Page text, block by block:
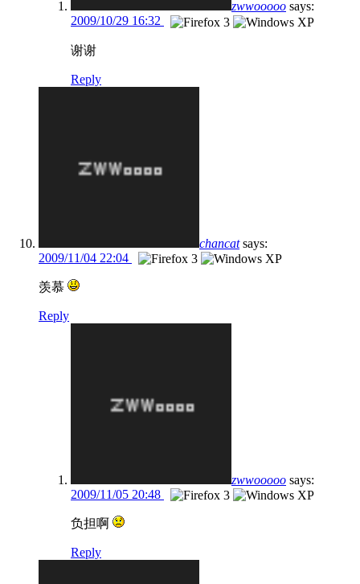
zwwooooo says:
2009/10/29 16:32
谢谢
Reply
chancat says:
2009/11/04 22:04
羡慕
Reply
zwwooooo says:
2009/11/05 20:48
负担啊
Reply